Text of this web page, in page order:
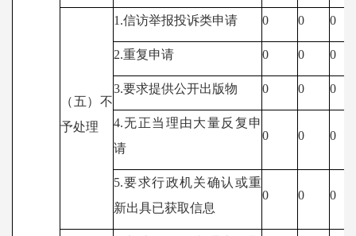
（五）不
予处理
1.信访举报投诉类申请 0 0 0
2.重复申请 0 0 0
3.要求提供公开出版物 0 0 0
4.无正当理由大量反复申
请
0 0 0
5.要求行政机关确认或重
新出具已获取信息
0 0 0